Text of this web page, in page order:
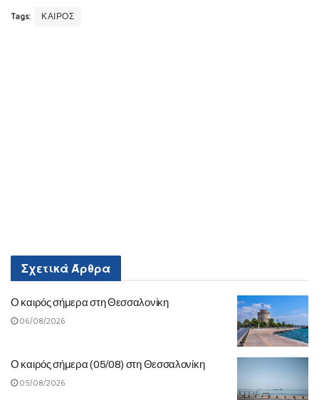
Tags: ΚΑΙΡΟΣ
ΣχετικάΆρθρα
Ο καιρός σήμερα στη Θεσσαλονίκη
06/08/2026
Ο καιρός σήμερα (05/08) στη Θεσσαλονίκη
05/08/2026